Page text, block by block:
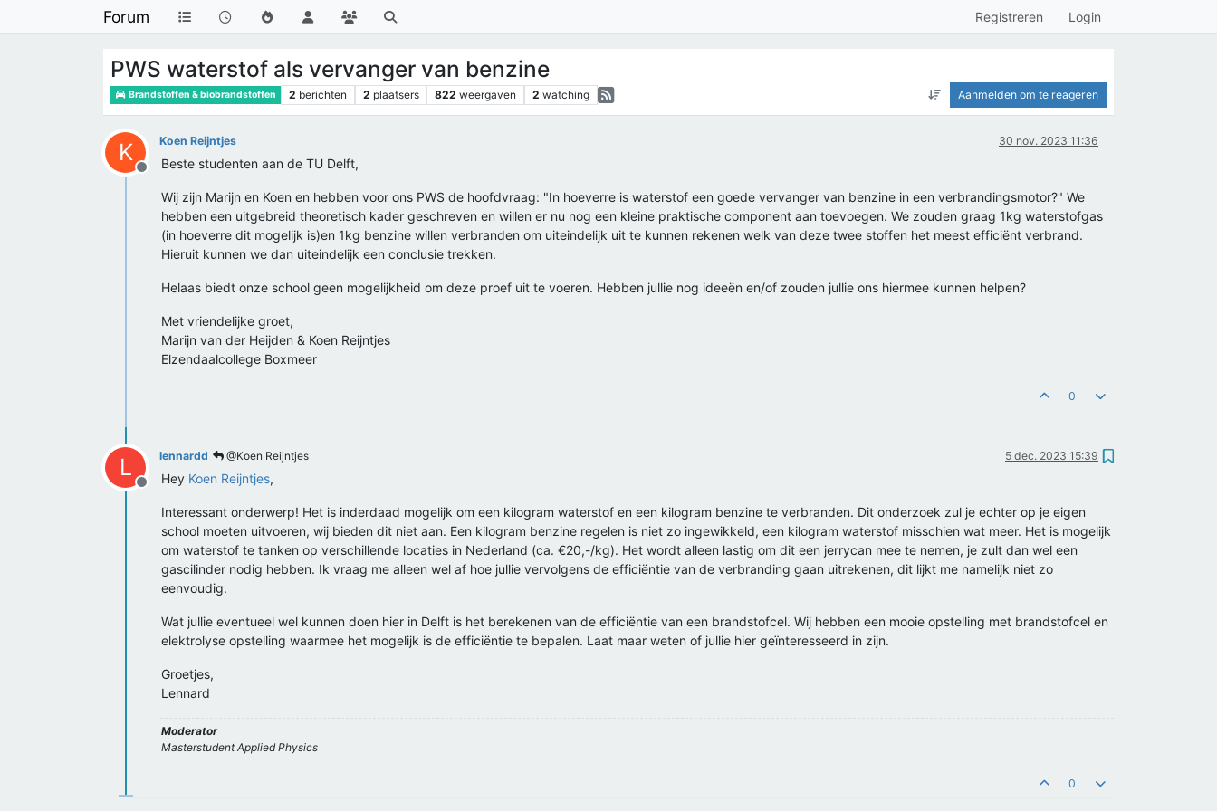
Forum Registreren Login
PWS waterstof als vervanger van benzine
Brandstoffen & biobrandstoffen 2 berichten 2 plaatsers 822 weergaven 2 watching Aanmelden om te reageren
K
Offline
Koen Reijntjes 30 nov. 2023 11:36
Beste studenten aan de TU Delft,
Wij zijn Marijn en Koen en hebben voor ons PWS de hoofdvraag: "In hoeverre is waterstof een goede vervanger van benzine in een verbrandingsmotor?" We
hebben een uitgebreid theoretisch kader geschreven en willen er nu nog een kleine praktische component aan toevoegen. We zouden graag 1kg waterstofgas
(in hoeverre dit mogelijk is)en 1kg benzine willen verbranden om uiteindelijk uit te kunnen rekenen welk van deze twee stoffen het meest efficiënt verbrand.
Hieruit kunnen we dan uiteindelijk een conclusie trekken.
Helaas biedt onze school geen mogelijkheid om deze proef uit te voeren. Hebben jullie nog ideeën en/of zouden jullie ons hiermee kunnen helpen?
Met vriendelijke groet,
Marijn van der Heijden & Koen Reijntjes
Elzendaalcollege Boxmeer
0
L
Offline
lennardd @Koen Reijntjes 5 dec. 2023 15:39
Hey Koen Reijntjes,
Interessant onderwerp! Het is inderdaad mogelijk om een kilogram waterstof en een kilogram benzine te verbranden. Dit onderzoek zul je echter op je eigen
school moeten uitvoeren, wij bieden dit niet aan. Een kilogram benzine regelen is niet zo ingewikkeld, een kilogram waterstof misschien wat meer. Het is mogelijk
om waterstof te tanken op verschillende locaties in Nederland (ca. €20,-/kg). Het wordt alleen lastig om dit een jerrycan mee te nemen, je zult dan wel een
gascilinder nodig hebben. Ik vraag me alleen wel af hoe jullie vervolgens de efficiëntie van de verbranding gaan uitrekenen, dit lijkt me namelijk niet zo
eenvoudig.
Wat jullie eventueel wel kunnen doen hier in Delft is het berekenen van de efficiëntie van een brandstofcel. Wij hebben een mooie opstelling met brandstofcel en
elektrolyse opstelling waarmee het mogelijk is de efficiëntie te bepalen. Laat maar weten of jullie hier geïnteresseerd in zijn.
Groetjes,
Lennard
Moderator
Masterstudent Applied Physics
0